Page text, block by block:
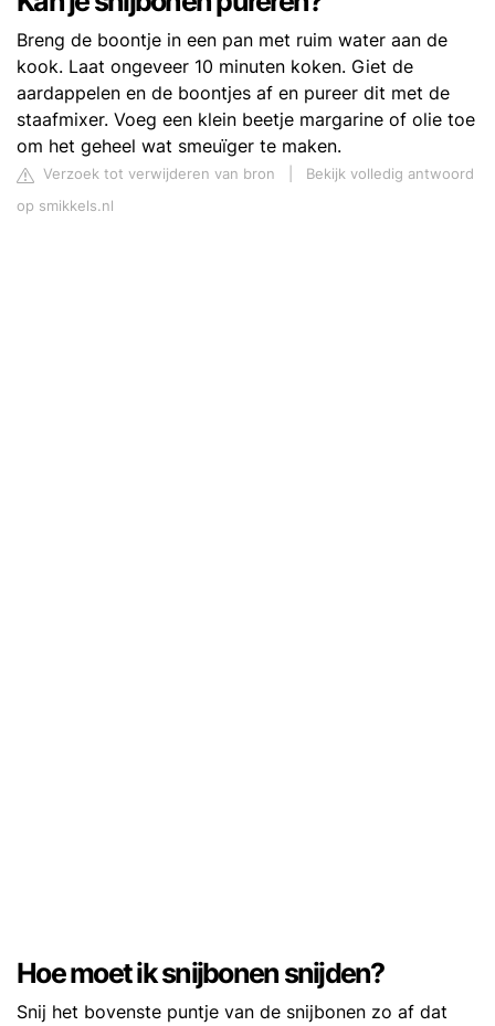
Breng de boontje in een pan met ruim water aan de
kook. Laat ongeveer 10 minuten koken. Giet de
aardappelen en de boontjes af en pureer dit met de
staafmixer. Voeg een klein beetje margarine of olie toe
om het geheel wat smeuïger te maken.
Verzoek tot verwijderen van bron
Bekijk volledig antwoord
op smikkels.nl
Hoe moet ik snijbonen snijden?
Snij het bovenste puntje van de snijbonen zo af dat